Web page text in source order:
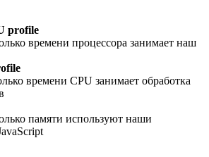
profile
времени процессора занимает наш
времени CPU занимает обработка
памяти используют наши